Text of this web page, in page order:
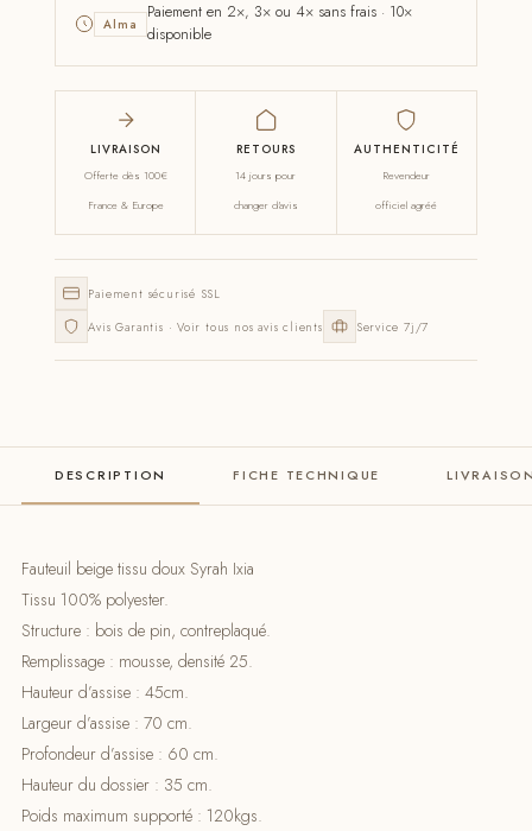
Alma
Paiement en 2×, 3× ou 4× sans frais · 10×
disponible
LIVRAISON
Offerte dès 100€
France & Europe
RETOURS
14 jours pour
changer d'avis
AUTHENTICITÉ
Revendeur
officiel agréé
Paiement sécurisé SSL
Avis Garantis · Voir tous nos avis clients
Service 7j/7
DESCRIPTION FICHE TECHNIQUE
Fauteuil beige tissu doux Syrah Ixia
Tissu 100% polyester.
Structure : bois de pin, contreplaqué.
Remplissage : mousse, densité 25.
Hauteur d’assise : 45cm.
Largeur d’assise : 70 cm.
Profondeur d’assise : 60 cm.
Hauteur du dossier : 35 cm.
Poids maximum supporté : 120kgs.